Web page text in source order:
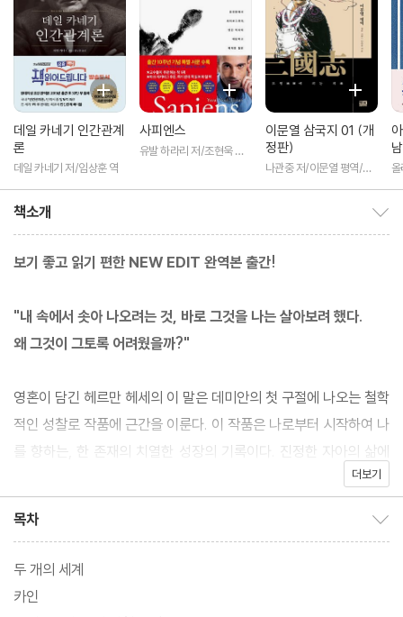
데일 카네기 인간관계
론
데일 카네기 저/임상훈 역
사피엔스
유발 하라리 저/조현욱 역/
이문열 삼국지 01 (개
정판)
나관중 저/이문열 평역/정
올
책소개
보기 좋고 읽기 편한 NEW EDIT 완역본 출간!
"내 속에서 솟아 나오려는 것, 바로 그것을 나는 살아보려 했다.
왜 그것이 그토록 어려웠을까?"
영혼이 담긴 헤르만 헤세의 이 말은 데미안의 첫 구절에 나오는 철학
적인 성찰로 작품에 근간을 이룬다. 이 작품은 나로부터 시작하여 나
를 향하는, 한 존재의 치열한 성장의 기록이다. 진정한 자아의 삶에
대한 추구의 과정이 성찰적으로 또 상징적으로 그려져 있다. 이를 통
며 누구나 나름으로 목표를 향하여 노력하는 소중한 존재임을 상기
시킨다.
더보기
목차
두 개의 세계
카인